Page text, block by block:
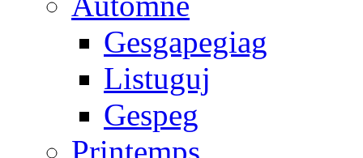
Gesgapegiag
Listuguj
Gespeg
Printemps